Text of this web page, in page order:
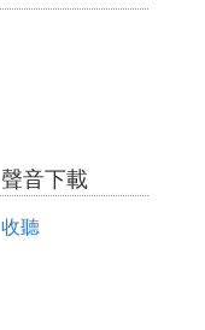
聲音下載
收聽